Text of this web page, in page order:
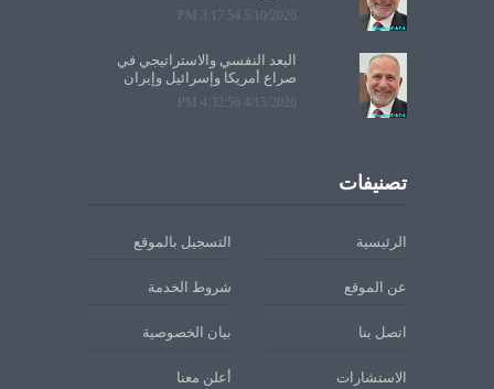
5/10/2026 3:17:54 PM
البعد النفسي والاستراتيجي في
صراع أمريكا وإسرائيل وإيران
4/15/2026 4:32:56 PM
تصنيفات
الرئيسية التسجيل بالموقع
عن الموقع شروط الخدمة
اتصل بنا بيان الخصوصية
الاستشارات أعلن معنا